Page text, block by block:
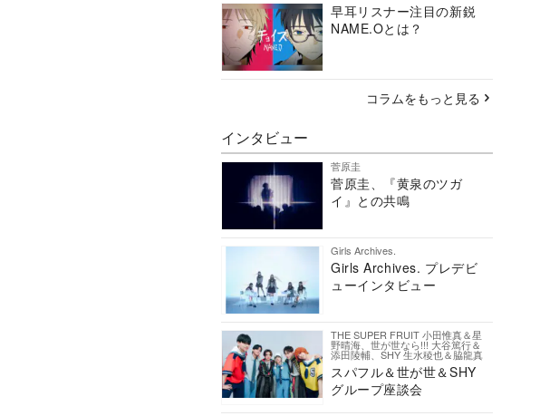
早耳リスナー注目の新鋭
NAME.Oとは？
コラムをもっと見る
インタビュー
菅原圭
菅原圭、『黄泉のツガ
イ』との共鳴
Girls Archives.
Girls Archives. プレデビ
ューインタビュー
THE SUPER FRUIT 小田惟真＆星
野晴海、世が世なら!!! 大谷篤行＆
添田陵輔、SHY 生水稜也＆脇龍真
スパフル＆世が世＆SHY
グループ座談会